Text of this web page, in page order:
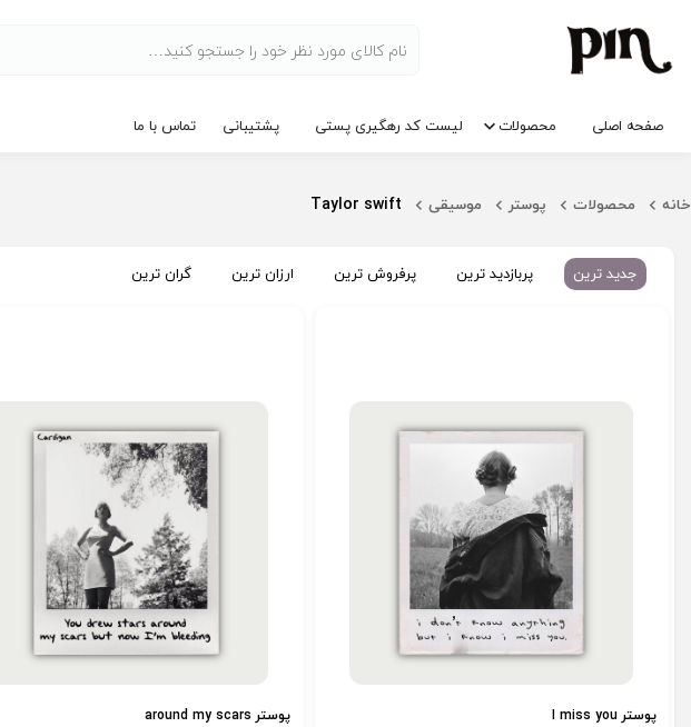
صفحه اصلی محصولات لیست کد رهگیری پستی پشتیبانی تماس با ما
خانه محصولات پوستر موسیقی Taylor swift
جدید ترین پربازدید ترین پرفروش ترین ارزان ترین گران ترین
پوستر I miss you پوستر around my scars